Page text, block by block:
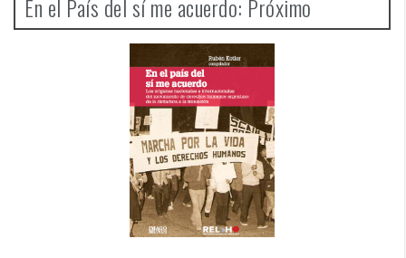
En el País del sí me acuerdo: Próximo